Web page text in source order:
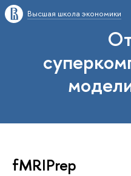
Высшая школа экономики
fMRIPrep